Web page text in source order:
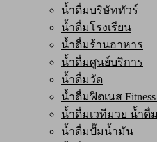
น้ำดื่มบริษัททัวร์
น้ำดื่มโรงเรียน
น้ำดื่มร้านอาหาร
น้ำดื่มศูนย์บริการ
น้ำดื่มวัด
น้ำดื่มฟิตเนส Fitness
น้ำดื่มเวทีมวย น้ำดื่
น้ำดื่มปั๊มน้ำมัน